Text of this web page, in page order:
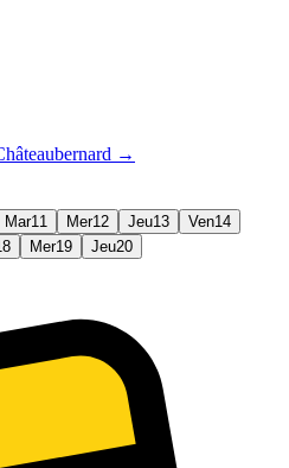
→
Mar11 Mer12 Jeu13 Ven14
Mer19 Jeu20